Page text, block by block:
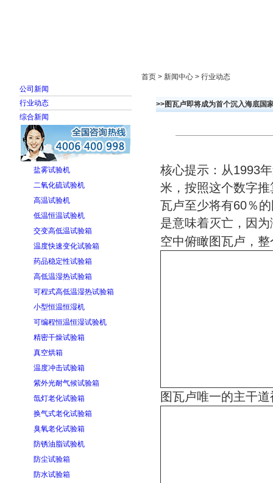
公司新闻
行业动态
综合新闻
盐雾试验机
二氧化硫试验机
高温试验机
低温恒温试验机
交变高低温试验箱
温度快速变化试验箱
药品稳定性试验箱
高低温湿热试验箱
可程式高低温湿热试验箱
小型恒温恒湿机
可编程恒温恒湿试验机
精密干燥试验箱
真空烘箱
温度冲击试验箱
紫外光耐气候试验箱
氙灯老化试验箱
换气式老化试验箱
臭氧老化试验箱
防锈油脂试验机
防尘试验箱
防水试验箱
首页 > 新闻中心 > 行业动态
>>图瓦卢即将成为首个沉入海底国
核心提示：从1993
米，按照这个数字
瓦卢至少将有60％
是意味着灭亡，因
空中俯瞰图瓦卢，
图瓦卢唯一的主干